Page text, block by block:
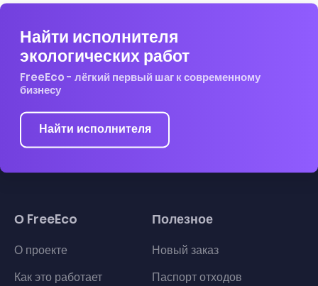
Найти исполнителя
экологических работ
FreeEco - лёгкий первый шаг к современному
бизнесу
Найти исполнителя
О FreeEco
О проекте
Как это работает
Полезное
Новый заказ
Паспорт отходов